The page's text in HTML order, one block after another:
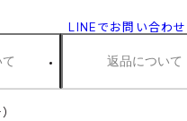
LINEでお問い合わせ
返品について